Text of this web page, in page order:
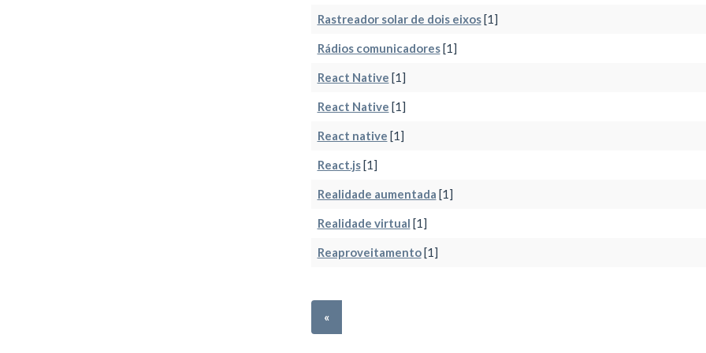
Rastreador solar de dois eixos[1]
Rádios comunicadores[1]
React Native [1]
React Native [1]
React native [1]
React.js[1]
Realidade aumentada [1]
Realidade virtual [1]
Reaproveitamento[1]
«